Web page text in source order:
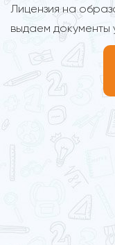
Лицензия на
выдаем документы